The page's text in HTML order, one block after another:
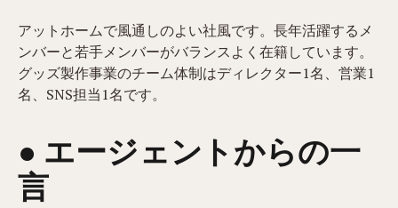
アットホームで風通しのよい社風です。長年活躍するメ
ンバーと若手メンバーがバランスよく在籍しています。
グッズ製作事業のチーム体制はディレクター1名、営業1
名、SNS担当1名です。
● エージェントからの一
言